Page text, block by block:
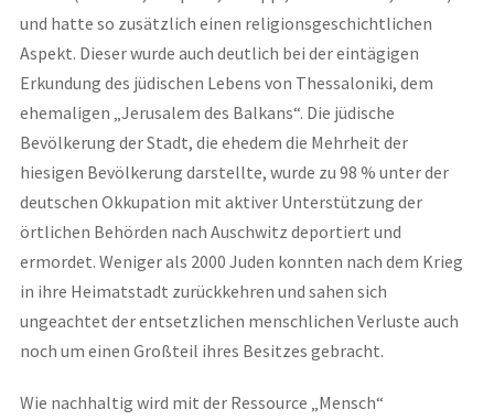
und hatte so zusätzlich einen religionsgeschichtlichen
Aspekt. Dieser wurde auch deutlich bei der eintägigen
Erkundung des jüdischen Lebens von Thessaloniki, dem
ehemaligen „Jerusalem des Balkans“. Die jüdische
Bevölkerung der Stadt, die ehedem die Mehrheit der
hiesigen Bevölkerung darstellte, wurde zu 98 % unter der
deutschen Okkupation mit aktiver Unterstützung der
örtlichen Behörden nach Auschwitz deportiert und
ermordet. Weniger als 2000 Juden konnten nach dem Krieg
in ihre Heimatstadt zurückkehren und sahen sich
ungeachtet der entsetzlichen menschlichen Verluste auch
noch um einen Großteil ihres Besitzes gebracht.
Wie nachhaltig wird mit der Ressource „Mensch“